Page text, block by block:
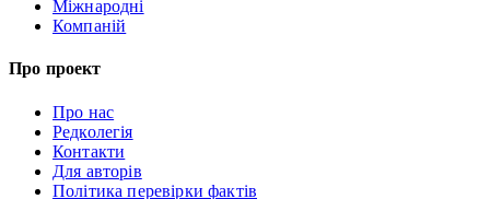
Міжнародні
Компаній
Про проект
Про нас
Редколегія
Контакти
Для авторів
Політика перевірки фактів